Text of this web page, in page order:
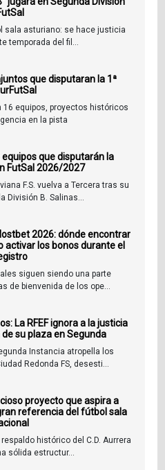
sala asturiano: se hace justicia
temporada del fil...
que disputaran la 1ª
16 equipos, proyectos históricos
en la pista
que disputarán la
FutSal 2026/2027
F.S. vuelva a Tercera tras su
División B. Salinas...
2026: dónde encontrar
activar los bonos durante el
siguen siendo una parte
de bienvenida de los ope...
La RFEF ignora a la justicia
su plaza en Segunda
Instancia atropella los
Redonda FS, desesti...
proyecto que aspira a
referencia del fútbol sala
histórico del C.D. Aurrera
sólida estructur...